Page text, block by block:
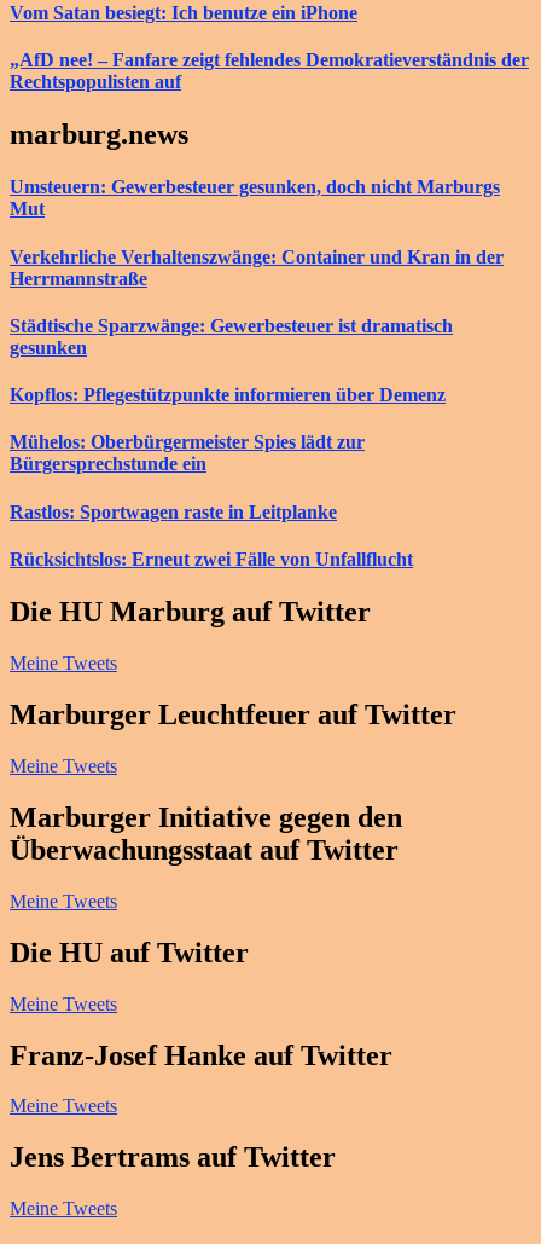
Vom Satan besiegt: Ich benutze ein iPhone
„AfD nee! – Fanfare zeigt fehlendes Demokratieverständnis der
Rechtspopulisten auf
marburg.news
Umsteuern: Gewerbesteuer gesunken, doch nicht Marburgs
Mut
Verkehrliche Verhaltenszwänge: Container und Kran in der
Herrmannstraße
Städtische Sparzwänge: Gewerbesteuer ist dramatisch
gesunken
Kopflos: Pflegestützpunkte informieren über Demenz
Mühelos: Oberbürgermeister Spies lädt zur
Bürgersprechstunde ein
Rastlos: Sportwagen raste in Leitplanke
Rücksichtslos: Erneut zwei Fälle von Unfallflucht
Die HU Marburg auf Twitter
Meine Tweets
Marburger Leuchtfeuer auf Twitter
Meine Tweets
Marburger Initiative gegen den
Überwachungsstaat auf Twitter
Meine Tweets
Die HU auf Twitter
Meine Tweets
Franz-Josef Hanke auf Twitter
Meine Tweets
Jens Bertrams auf Twitter
Meine Tweets